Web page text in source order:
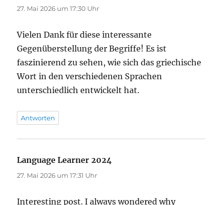
27. Mai 2026 um 17:30 Uhr
Vielen Dank für diese interessante
Gegenüberstellung der Begriffe! Es ist
faszinierend zu sehen, wie sich das griechische
Wort in den verschiedenen Sprachen
unterschiedlich entwickelt hat.
Antworten
Language Learner 2024
27. Mai 2026 um 17:31 Uhr
Interesting post. I always wondered why